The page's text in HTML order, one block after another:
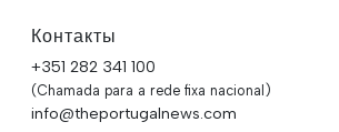
Контакты
+351 282 341 100
(Chamada para a rede fixa nacional)
info@theportugalnews.com